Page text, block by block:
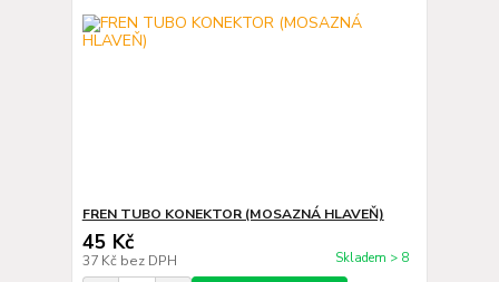
FREN TUBO KONEKTOR (MOSAZNÁ HLAVEŇ)
45 Kč
37 Kč bez DPH Skladem > 8